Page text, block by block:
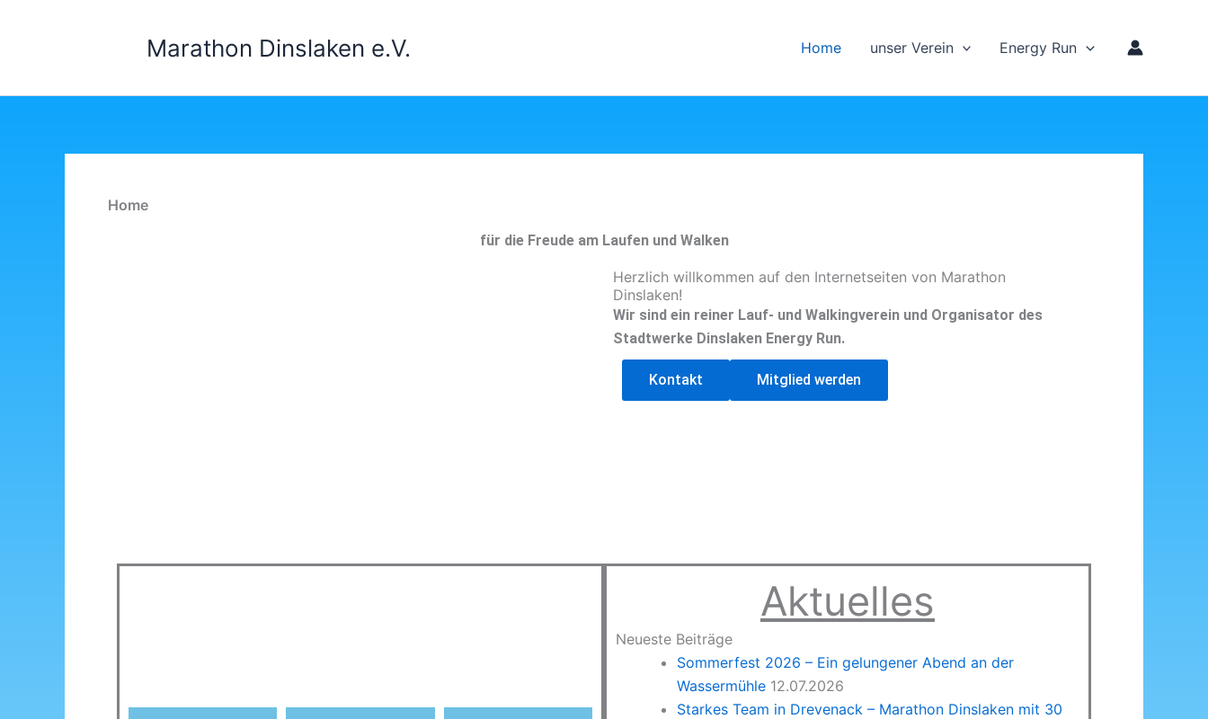
Marathon Dinslaken e.V. Home unser Verein Energy Run
Home
für die Freude am Laufen und Walken
Herzlich willkommen auf den Internetseiten von Marathon
Dinslaken!
Wir sind ein reiner Lauf- und Walkingverein und Organisator des
Stadtwerke Dinslaken Energy Run.
Kontakt Mitglied werden
Aktuelles
Neueste Beiträge
Sommerfest 2026 – Ein gelungener Abend an der
Wassermühle 12.07.2026
Starkes Team in Drevenack – Marathon Dinslaken mit 30